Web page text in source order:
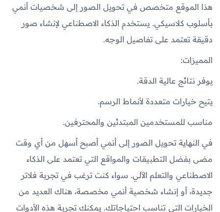
هذا الموقع متخصص في تحويل الصور إلى شخصيات أنمي
بأسلوب كلاسيكي. يستخدم الذكاء الاصطناعي لإنشاء صور
دقيقة تعتمد على تفاصيل الوجه.
المميزات:
يوفر نتائج عالية الدقة.
يتيح خيارات متعددة لأنماط الرسم.
مناسب للمستخدمين المبتدئين والمحترفين.
في النهاية تحويل الصور إلى أنمي أصبح أسهل من أي وقت
مضى بفضل التطبيقات والمواقع التي تعتمد على الذكاء
الاصطناعي والتعلم الآلي. سواء كنت ترغب في تجربة فلاتر
جديدة، أو إنشاء شخصية أنمي مخصصة، هناك العديد من
الخيارات التي تناسب احتياجاتك. يمكنك تجربة هذه الأدوات